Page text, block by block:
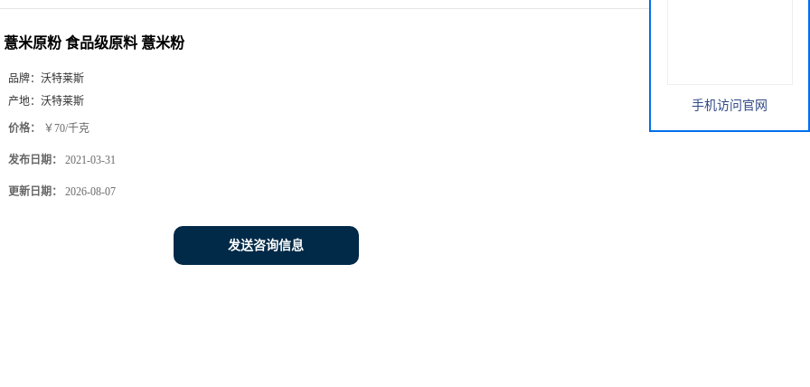
薏米原粉 食品级原料 薏米粉
品牌： 沃特莱斯
产地： 沃特莱斯
价格： ￥70/千克
发布日期： 2021-03-31
更新日期： 2026-08-07
发送咨询信息
手机访问官网